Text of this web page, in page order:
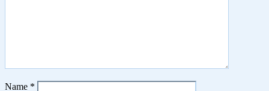
Name *